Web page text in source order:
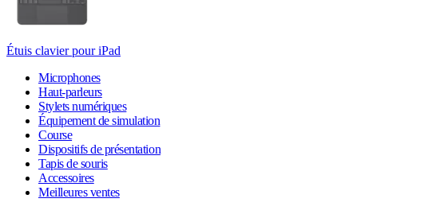
Étuis clavier pour iPad
Microphones
Haut-parleurs
Stylets numériques
Équipement de simulation
Course
Dispositifs de présentation
Tapis de souris
Accessoires
Meilleures ventes